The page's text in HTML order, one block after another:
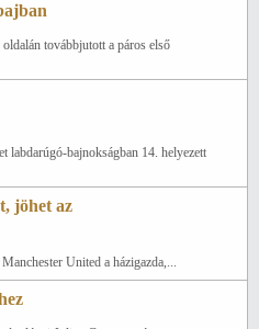
továbbjutott a páros első
labdarúgó-bajnokságban 14. helyezett
jöhet az
United a házigazda,...